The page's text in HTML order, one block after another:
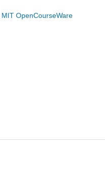
MIT OpenCourseWare